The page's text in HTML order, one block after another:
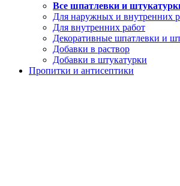
Все шпатлевки и
Для наружных и внутренних
Для внутренних работ
Декоративные шпатлевки и
Добавки в раствор
Добавки в штукатурки
Пропитки и антисептики